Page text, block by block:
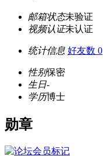
邮箱状态未验证
视频认证未认证
统计信息 好友数 0
性别保密
生日-
学历博士
勋章